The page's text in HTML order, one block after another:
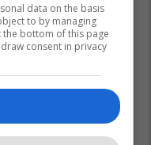
data on the basis
to by managing
bottom of this page
consent in privacy